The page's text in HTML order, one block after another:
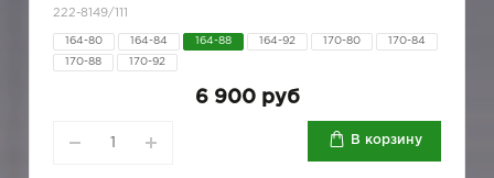
222-8149/111
164-80 164-84 164-88 164-92 170-80 170-84
170-88 170-92
6 900 руб
В корзину